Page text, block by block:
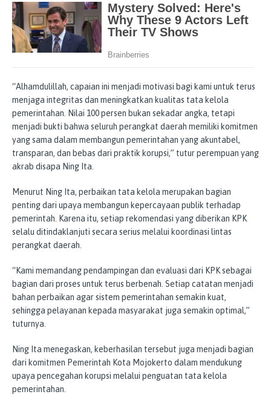
“Alhamdulillah, capaian ini menjadi motivasi bagi kami untuk terus
menjaga integritas dan meningkatkan kualitas tata kelola
pemerintahan. Nilai 100 persen bukan sekadar angka, tetapi
menjadi bukti bahwa seluruh perangkat daerah memiliki komitmen
yang sama dalam membangun pemerintahan yang akuntabel,
transparan, dan bebas dari praktik korupsi,” tutur perempuan yang
akrab disapa Ning Ita.
Menurut Ning Ita, perbaikan tata kelola merupakan bagian
penting dari upaya membangun kepercayaan publik terhadap
pemerintah. Karena itu, setiap rekomendasi yang diberikan KPK
selalu ditindaklanjuti secara serius melalui koordinasi lintas
perangkat daerah.
“Kami memandang pendampingan dan evaluasi dari KPK sebagai
bagian dari proses untuk terus berbenah. Setiap catatan menjadi
bahan perbaikan agar sistem pemerintahan semakin kuat,
sehingga pelayanan kepada masyarakat juga semakin optimal,”
tuturnya.
Ning Ita menegaskan, keberhasilan tersebut juga menjadi bagian
dari komitmen Pemerintah Kota Mojokerto dalam mendukung
upaya pencegahan korupsi melalui penguatan tata kelola
pemerintahan.